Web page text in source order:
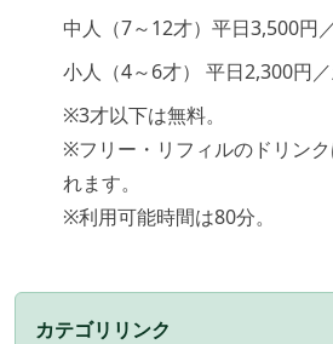
中人（7～12才）平日3,500円
小人（4～6才） 平日2,300円
※3才以下は無料。
※フリー・リフィルのドリン
れます。
※利用可能時間は80分。
カテゴリリンク